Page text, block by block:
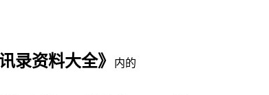
录资料大全》 内的